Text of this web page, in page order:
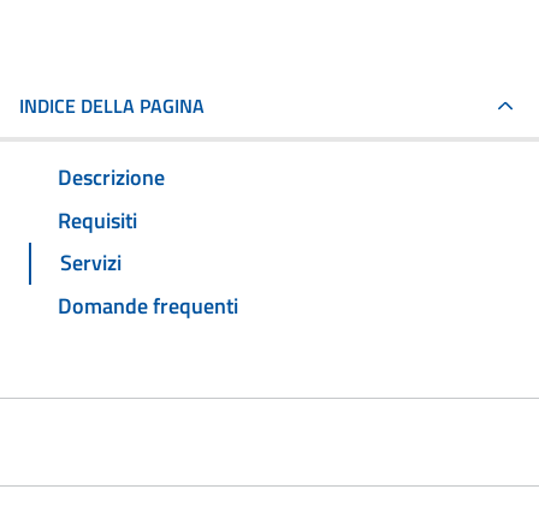
INDICE DELLA PAGINA
Descrizione
Requisiti
Servizi
Domande frequenti